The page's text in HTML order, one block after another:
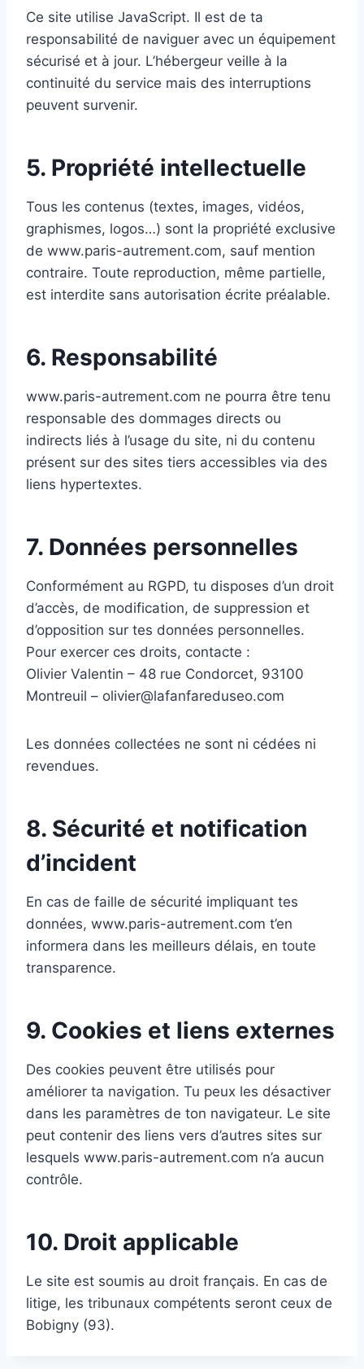
Ce site utilise JavaScript. Il est de ta
responsabilité de naviguer avec un équipement
sécurisé et à jour. L’hébergeur veille à la
continuité du service mais des interruptions
peuvent survenir.
5. Propriété intellectuelle
Tous les contenus (textes, images, vidéos,
graphismes, logos…) sont la propriété exclusive
de www.paris-autrement.com, sauf mention
contraire. Toute reproduction, même partielle,
est interdite sans autorisation écrite préalable.
6. Responsabilité
www.paris-autrement.com ne pourra être tenu
responsable des dommages directs ou
indirects liés à l’usage du site, ni du contenu
présent sur des sites tiers accessibles via des
liens hypertextes.
7. Données personnelles
Conformément au RGPD, tu disposes d’un droit
d’accès, de modification, de suppression et
d’opposition sur tes données personnelles.
Pour exercer ces droits, contacte :
Olivier Valentin – 48 rue Condorcet, 93100
Montreuil – olivier@lafanfareduseo.com
Les données collectées ne sont ni cédées ni
revendues.
8. Sécurité et notification
d’incident
En cas de faille de sécurité impliquant tes
données, www.paris-autrement.com t’en
informera dans les meilleurs délais, en toute
transparence.
9. Cookies et liens externes
Des cookies peuvent être utilisés pour
améliorer ta navigation. Tu peux les désactiver
dans les paramètres de ton navigateur. Le site
peut contenir des liens vers d’autres sites sur
lesquels www.paris-autrement.com n’a aucun
contrôle.
10. Droit applicable
Le site est soumis au droit français. En cas de
litige, les tribunaux compétents seront ceux de
Bobigny (93).